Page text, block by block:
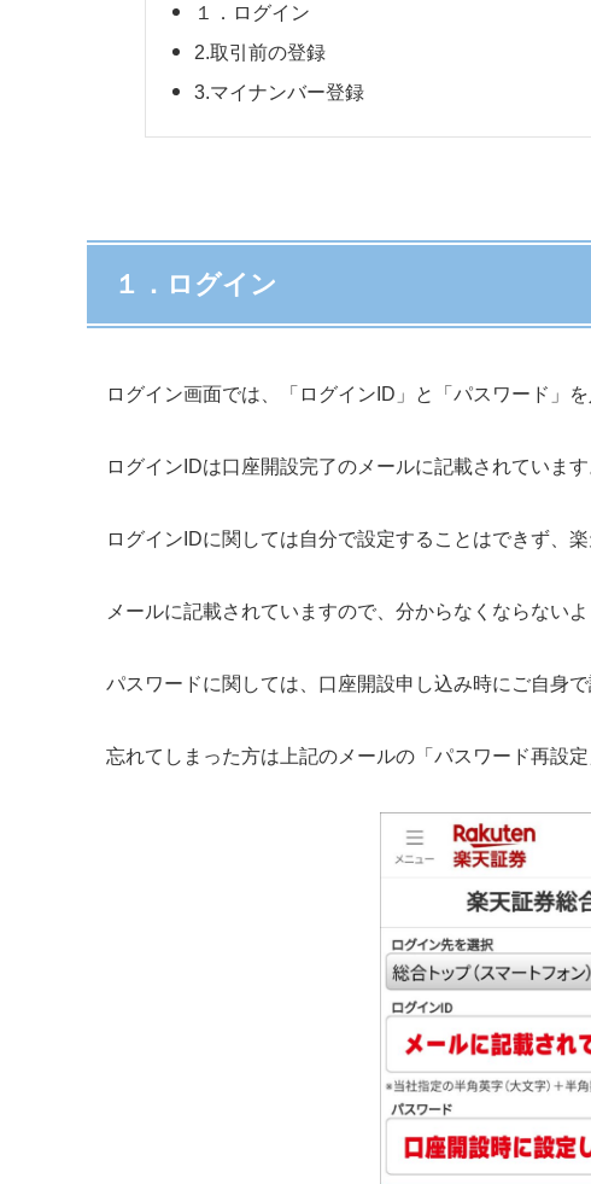
１．ログイン
2.取引前の登録
3.マイナンバー登録
１．ログイン
ログイン画面では、「ログインID」と「パスワード」を
ログインIDは口座開設完了のメールに記載されています
ログインIDに関しては自分で設定することはできず、
メールに記載されていますので、分からなくならない
パスワードに関しては、口座開設申し込み時にご自身
忘れてしまった方は上記のメールの「パスワード再設